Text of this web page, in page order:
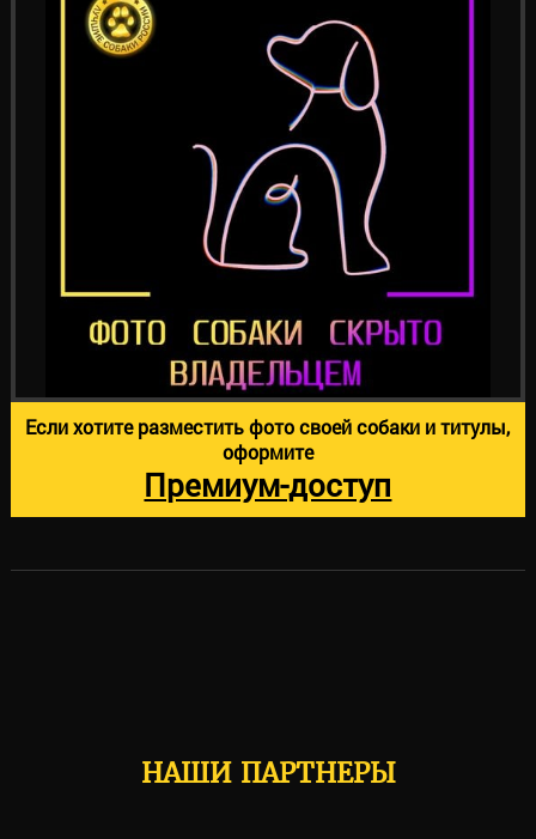
Если хотите разместить фото своей собаки и титулы,
оформите
Премиум-доступ
НАШИ ПАРТНЕРЫ